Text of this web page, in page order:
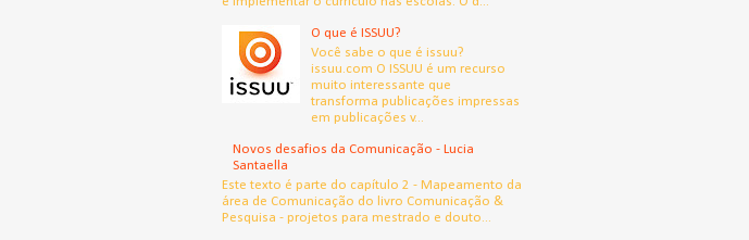
O que é ISSUU?
Você sabe o que é issuu?
issuu.com O ISSUU é um recurso
muito interessante que
transforma publicações impressas
em publicações v...
Novos desafios da Comunicação - Lucia
Santaella
Este texto é parte do capítulo 2 - Mapeamento da
área de Comunicação do livro Comunicação &
Pesquisa - projetos para mestrado e douto...